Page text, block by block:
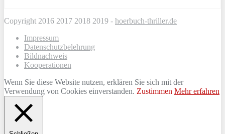
Copyright 2016 2017 2018 2019 - hoerbuch-thriller.de
Impressum
Datenschutzbelehrung
Bildnachweis
Kooperationen
Wenn Sie diese Website nutzen, erklären Sie sich mit der
Verwendung von Cookies einverstanden. Zustimmen Mehr erfahren